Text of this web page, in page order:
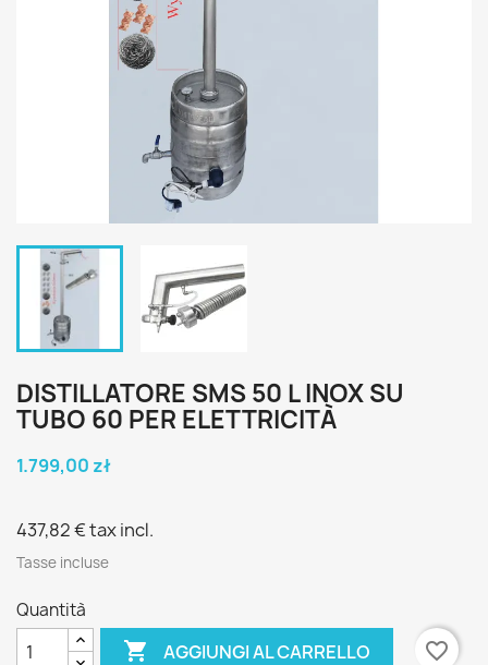
DISTILLATORE SMS 50 L INOX SU
TUBO 60 PER ELETTRICITÀ
1.799,00 zł
437,82 €tax incl.
Tasse incluse
Quantità
 AGGIUNGI AL CARRELLO favorite_border